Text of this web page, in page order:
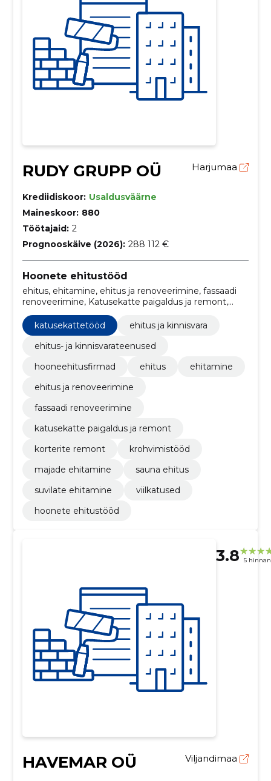
RUDY GRUPP OÜ Harjumaa
Krediidiskoor: Usaldusväärne
Maineskoor: 880
Töötajaid: 2
Prognooskäive (2026): 288 112 €
Hoonete ehitustööd
ehitus, ehitamine, ehitus ja renoveerimine, fassaadi
renoveerimine, Katusekatte paigaldus ja remont,
Katusekattetööd, Korterite remont, krohvimistööd,
Majade ehitamine, sauna ehitus
katusekattetööd
ehitus ja kinnisvara
ehitus- ja kinnisvarateenused
hooneehitusfirmad
ehitus
ehitamine
ehitus ja renoveerimine
fassaadi renoveerimine
katusekatte paigaldus ja remont
korterite remont
krohvimistööd
majade ehitamine
sauna ehitus
suvilate ehitamine
viilkatused
hoonete ehitustööd
3.8 5
HAVEMAR OÜ Viljandimaa